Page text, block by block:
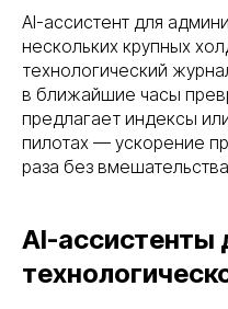
AI-ассистент для
нескольких крупных
технологический
в ближайшие часы
предлагает индексы
пилотах — ускорение
раза без
AI-ассистенты